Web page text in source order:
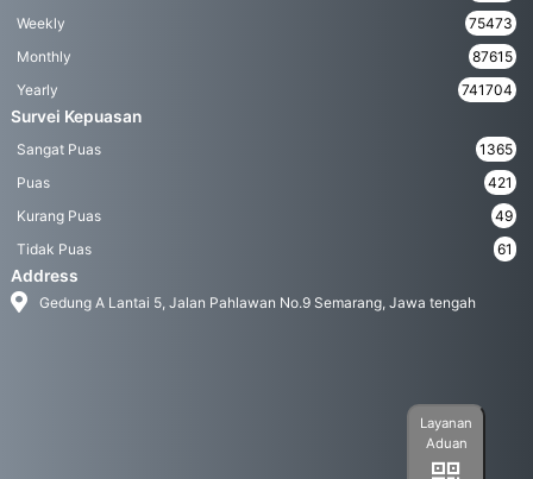
Weekly
75473
Monthly
87615
Yearly
741704
Survei Kepuasan
Sangat Puas
1365
Puas
421
Kurang Puas
49
Tidak Puas
61
Address
Gedung A Lantai 5, Jalan Pahlawan No.9 Semarang, Jawa tengah
Layanan
Aduan